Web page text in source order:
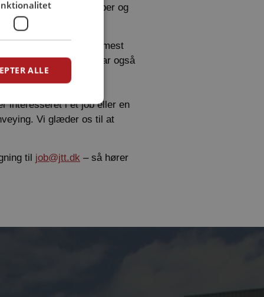
personlige egenskaber og
os.
har vi først og fremmest
og montører, men vi har også
og administrative
interesseret i et job eller en
Vi glæder os til at
til job@jtt.dk – så hører
ALLE